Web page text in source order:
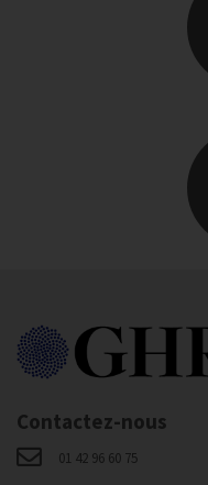
Contactez-nous
01 42 96 60 75